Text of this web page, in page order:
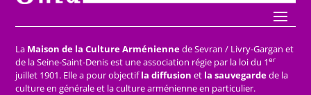
La Maison de la Culture Arméniennede Sevran / Livry-Gargan et
de la Seine-Saint-Denis est une association régie par la loi du 1er
juillet 1901. Elle a pour objectifla diffusion et la sauvegardede la
culture en générale et la culture arménienne en particulier.